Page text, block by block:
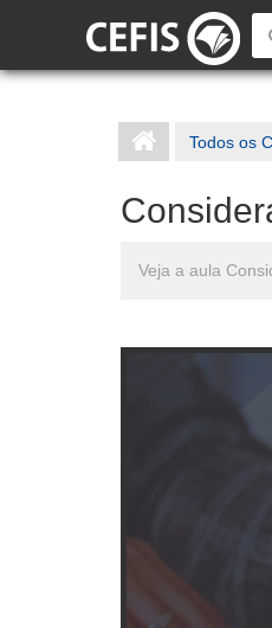
Todos os
Veja a aula